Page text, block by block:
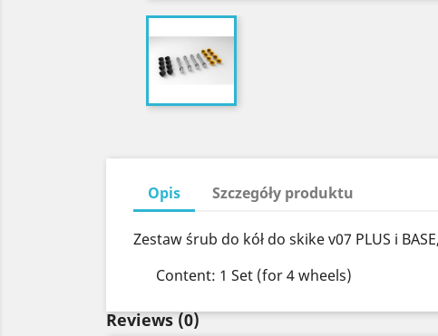
Opis Szczegóły produktu
Zestaw śrub do kół do skike v07 PLUS i
Content: 1 Set (for 4 wheels)
Reviews(0)